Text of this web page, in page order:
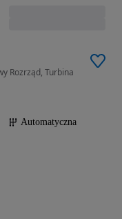
Rozrząd, Turbina
Automatyczna